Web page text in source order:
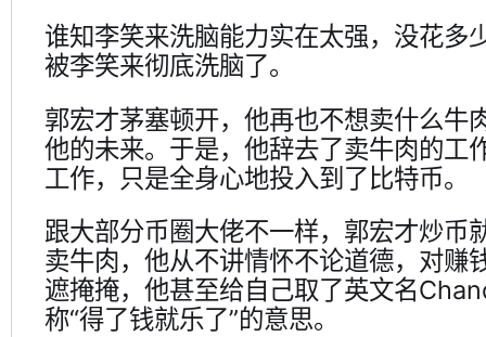
谁知李笑来洗脑能力实在太强，没花多
被李笑来彻底洗脑了。
郭宏才茅塞顿开，他再也不想卖什么牛
他的未来。于是，他辞去了卖牛肉的工
工作，只是全身心地投入到了比特币。
跟大部分币圈大佬不一样，郭宏才炒币
卖牛肉，他从不讲情怀不论道德，对赚
遮掩掩，他甚至给自己取了英文名
称“得了钱就乐了”的意思。